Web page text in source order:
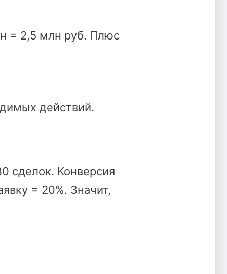
= 2,5 млн руб. Плюс
действий.
сделок. Конверсия
= 20%. Значит,